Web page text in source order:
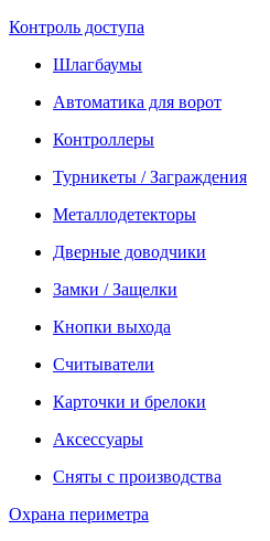
Контроль доступа
Шлагбаумы
Автоматика для ворот
Контроллеры
Турникеты / Заграждения
Металлодетекторы
Дверные доводчики
Замки / Защелки
Кнопки выхода
Считыватели
Карточки и брелоки
Аксессуары
Сняты с производства
Охрана периметра